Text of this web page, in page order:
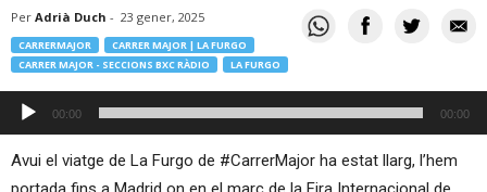
Per Adrià Duch - 23 gener, 2025
CARRERMAJOR
CARRER MAJOR | LA FURGO
CARRER MAJOR - SECCIONS BXC RÀDIO
LA FURGO
Reproductor
d'àudio
00:00 00:00
Avui el viatge de La Furgo de #CarrerMajor ha estat llarg, l’hem